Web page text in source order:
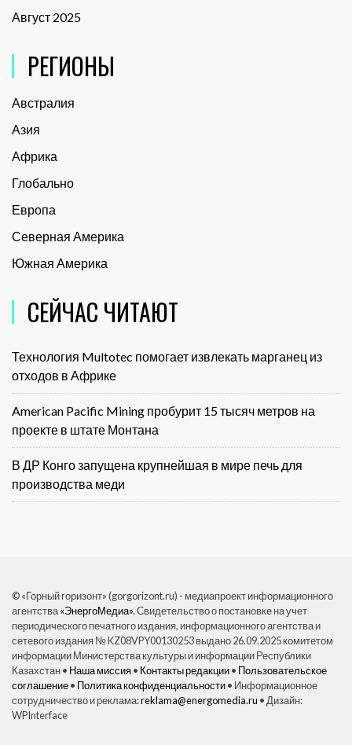
Август 2025
РЕГИОНЫ
Австралия
Азия
Африка
Глобально
Европа
Северная Америка
Южная Америка
СЕЙЧАС ЧИТАЮТ
Технология Multotec помогает извлекать марганец из
отходов в Африке
American Pacific Mining пробурит 15 тысяч метров на
проекте в штате Монтана
В ДР Конго запущена крупнейшая в мире печь для
производства меди
© «Горный горизонт» (gorgorizont.ru) - медиапроект информационного
агентства«ЭнергоМедиа». Свидетельство о постановке на учет
периодического печатного издания, информационного агентства и
сетевого издания № KZ08VPY00130253 выдано 26.09.2025 комитетом
информации Министерства культуры и информации Республики
Казахстан • Наша миссия• Контакты редакции• Пользовательское
соглашение• Политика конфиденциальности• Информационное
сотрудничество и реклама:reklama@energomedia.ru • Дизайн:
WPInterface